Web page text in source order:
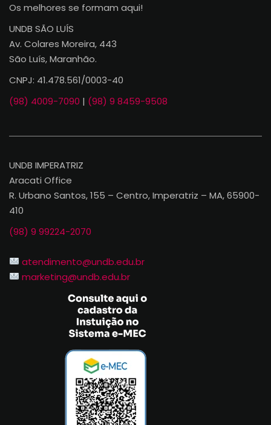
Os melhores se formam aqui!
UNDB SÃO LUÍS
Av. Colares Moreira, 443
São Luís, Maranhão.
CNPJ: 41.478.561/0003-40
(98) 4009-7090 | (98) 9 8459-9508
UNDB IMPERATRIZ
Aracati Office
R. Urbano Santos, 155 – Centro, Imperatriz – MA, 65900-
410
(98) 9 99224-2070
atendimento@undb.edu.br
marketing@undb.edu.br